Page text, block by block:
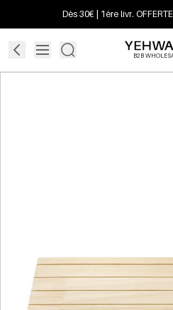
Dès 30€ | 1ère livr.
B2B